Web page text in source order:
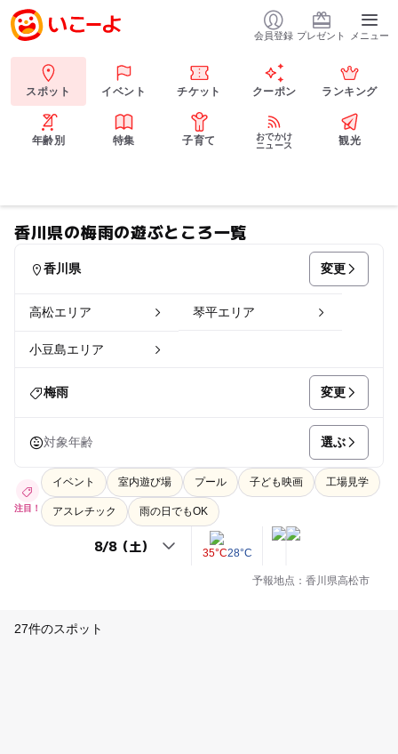
会員登録 プレゼント メニュー
スポット イベント チケット クーポン ランキング
年齢別 特集 子育て
おでかけ
ニュース
観光
香川県の梅雨の遊ぶところ一覧
香川県 変更
高松エリア 琴平エリア
小豆島エリア
梅雨 変更
対象年齢 選ぶ
注目！
イベント 室内遊び場 プール 子ども映画 工場見学
アスレチック 雨の日でもOK
35°C28°C
予報地点：香川県高松市
27件のスポット